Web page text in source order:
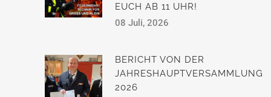
EUCH AB 11 UHR!
08 Juli, 2026
BERICHT VON DER
JAHRESHAUPTVERSAMMLUNG
2026